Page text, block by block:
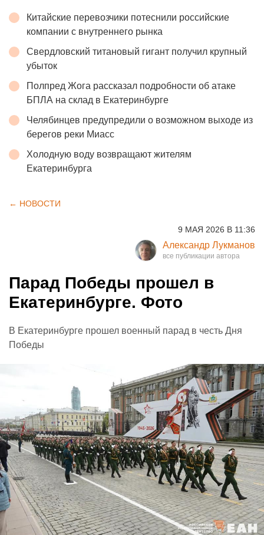
Китайские перевозчики потеснили российские
компании с внутреннего рынка
Свердловский титановый гигант получил крупный
убыток
Полпред Жога рассказал подробности об атаке
БПЛА на склад в Екатеринбурге
Челябинцев предупредили о возможном выходе из
берегов реки Миасс
Холодную воду возвращают жителям
Екатеринбурга
← НОВОСТИ
9 МАЯ 2026 В 11:36
Александр Лукманов
Парад Победы прошел в
Екатеринбурге. Фото
В Екатеринбурге прошел военный парад в честь Дня
Победы